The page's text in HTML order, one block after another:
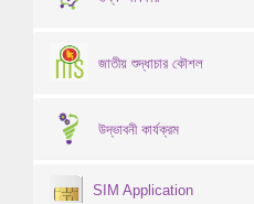
জাতীয় শুদ্ধাচার কৌশল
উদ্ভাবনী কার্যক্রম
SIM Application